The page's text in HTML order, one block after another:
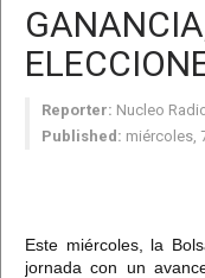
Reporter: Nucleo
Published: miércoles,
Este miércoles, la
jornada con un